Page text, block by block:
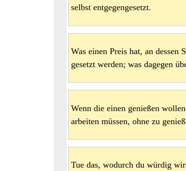
selbst entgegengesetzt.
Was einen Preis hat, an dessen
gesetzt werden; was dagegen
Wenn die einen genießen
arbeiten müssen, ohne zu
Tue das, wodurch du würdig